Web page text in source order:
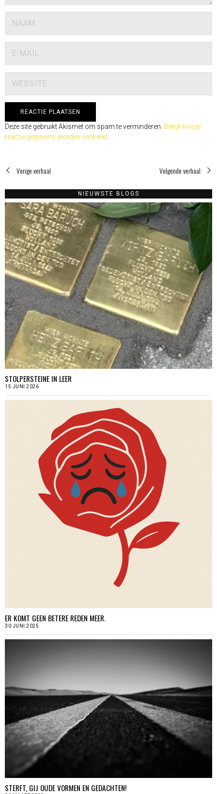
Deze site gebruikt Akismet om spam te verminderen. Bekijk hoe je
reactie gegevens worden verwerkt
Vorige verhaal Volgende verhaal
NIEUWSTE BLOGS
STOLPERSTEINE IN LEER
15 JUNI 2026
ER KOMT GEEN BETERE REDEN MEER.
30 JUNI 2025
STERFT, GIJ OUDE VORMEN EN GEDACHTEN!